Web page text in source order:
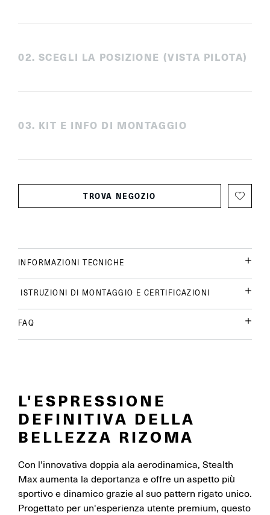
02. SCEGLI LA POSIZIONE (VISTA PILOTA)
03. KIT E INFO DI MONTAGGIO
TROVA NEGOZIO
INFORMAZIONI TECNICHE
ISTRUZIONI DI MONTAGGIO E CERTIFICAZIONI
FAQ
L'ESPRESSIONE
DEFINITIVA DELLA
BELLEZZA RIZOMA
Con l'innovativa doppia ala aerodinamica, Stealth
Max aumenta la deportanza e offre un aspetto più
sportivo e dinamico grazie al suo pattern rigato unico.
Progettato per un'esperienza utente premium, questo